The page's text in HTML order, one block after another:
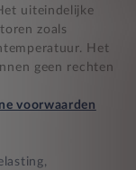
uiteindelijke
zoals
Het
geen rechten
voorwaarden